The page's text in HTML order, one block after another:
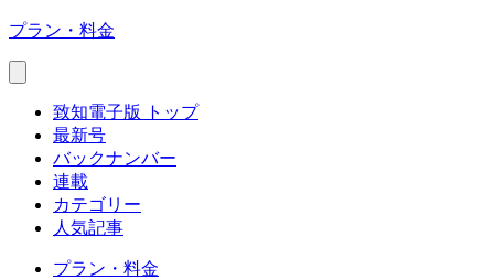
プラン・料金
致知電子版 トップ
最新号
バックナンバー
連載
カテゴリー
人気記事
プラン・料金